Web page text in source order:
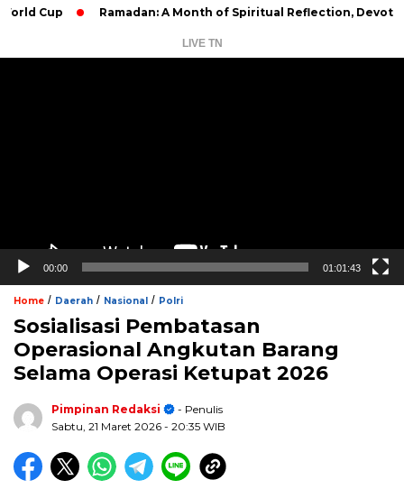
Ramadan: A Month of Spiritual Reflection, Devotion, and
LIVE TN
00:00 01:01:43
Home / Daerah / Nasional / Polri
Sosialisasi Pembatasan
Operasional Angkutan Barang
Selama Operasi Ketupat 2026
Pimpinan Redaksi
- Penulis
Sabtu, 21 Maret 2026 - 20:35 WIB